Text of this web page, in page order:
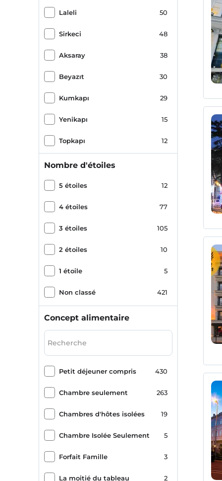
Laleli 50
Sirkeci 48
Aksaray 38
Beyazıt 30
Kumkapı 29
Yenikapı 15
Topkapı 12
Merkez
Fındıkzade 8
Balat 7
Zeyrek 7
Eminönü 6
Vefa 5
Şehzadebaşı 5
Kocamustafapaşa 3
Küçük Ayasofya Cami 2
Ayvansaray 2
Mahmutbey 1
Taksim 1
Rami 1
Şehremini 1
Nombre d'étoiles
5 étoiles 12
4 étoiles 77
3 étoiles 105
2 étoiles 10
1 étoile 5
Non classé 421
Concept alimentaire
Petit déjeuner compris 430
Chambre seulement 263
Chambres d'hôtes isolées 19
Chambre Isolée Seulement 5
Forfait Famille 3
La moitié du tableau 2